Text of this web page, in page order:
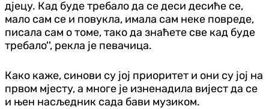
дјецу. Кад буде требало да се деси десиће се,
мало сам се и повукла, имала сам неке повреде,
писала сам о томе, тако да знаћете све кад буде
требало'', рекла је певачица.
Како каже, синови су јој приоритет и они су јој на
првом мјесту, а многе је изненадила вијест да се
и њен насљедник сада бави музиком.